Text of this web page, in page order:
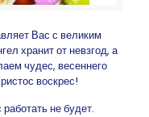
Вас с великим
хранит от невзгод, а
чудес, весеннего
воскрес!
не будет.